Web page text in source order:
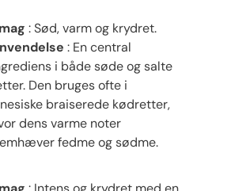
: Sød, varm og krydret.
: En central
i både søde og salte
Den bruges ofte i
braiserede kødretter,
dens varme noter
fedme og sødme.